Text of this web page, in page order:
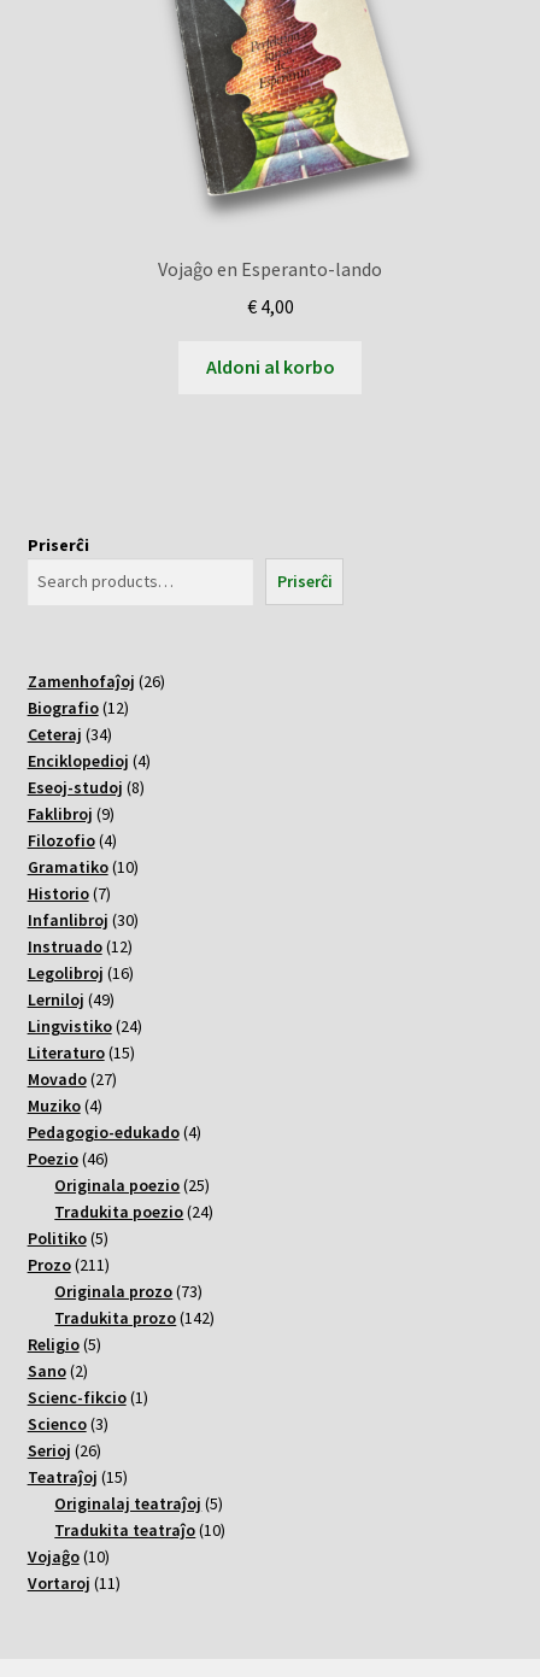
Vojaĝo en Esperanto-lando
€4,00
Aldoni al korbo
Priserĉi
Priserĉi
Zamenhofaĵoj 2626
Biografio 1212
Ceteraj 3434
varoj
Enciklopedioj 44
Eseoj-studoj 88
Faklibroj 99
varoj
Filozofio 44
varoj
Gramatiko 1010
Historio 77
varoj
Infanlibroj 3030
Instruado 1212
varoj
Legolibroj 1616
Lerniloj 4949
varoj
Lingvistiko 2424
Literaturo 1515
Movado 2727
Muziko 44
varoj
Pedagogio-edukado 44
Poezio 4646
varoj
Originala poezio 2525
varoj
Tradukita poezio 2424
Politiko 55
varoj
Prozo 211211
varoj
Originala prozo 7373
varoj
Tradukita prozo 142142
Religio 55
Sano 22
varoj
Scienc-fikcio 11
Scienco 33
Serioj 2626
varoj
Teatraĵoj 1515
varoj
Originalaj teatraĵoj 55
varoj
Tradukita teatraĵo 1010
Vojaĝo 1010
varoj
Vortaroj 1111